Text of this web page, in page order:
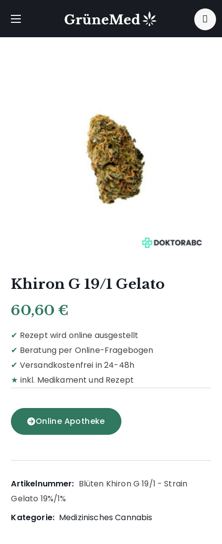
Khiron G 19/1 Gelato
60,60 €
✔ Rezept wird online ausgestellt
✔ Beratung per Online-Fragebogen
✔ Versandkostenfrei in 24-48h
★ inkl. Medikament und Rezept
Online Apotheke
Artikelnummer: Blüten Khiron G 19/1 - Strain
Gelato 19%/1%
Kategorie: Medizinisches Cannabis